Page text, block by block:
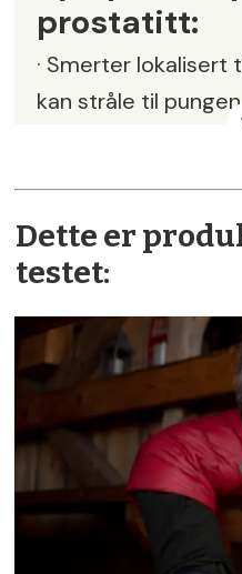
prostatitt:
· Smerter
kan stråle til
· Smerter under
· Smerter ved
og plutselig trang
føre til urinlekkasje.
· Utflod fra
sæd.
· Problemer med å
aktiviteter,
Dette er
testet: